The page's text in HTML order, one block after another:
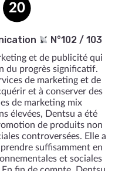
20
N°102 / 103
et de publicité qui
du progrès significatif.
de marketing et de
et à conserver des
de marketing mix
élevées, Dentsu a été
de produits non
controversées. Elle a
suffisamment en
et sociales